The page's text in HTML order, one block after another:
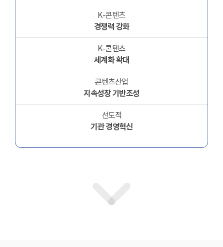
K-콘텐츠
경쟁력 강화
K-콘텐츠
세계화 확대
콘텐츠산업
지속성장 기반조성
선도적
기관 경영혁신